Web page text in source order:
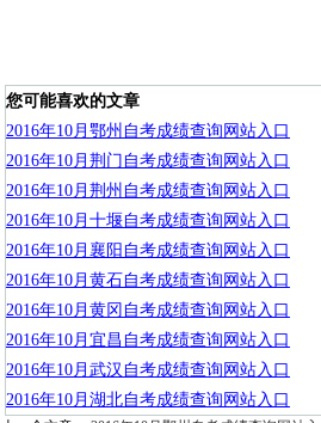
您可能喜欢的文章
2016年10月鄂州自考成绩查询网站入口
2016年10月荆门自考成绩查询网站入口
2016年10月荆州自考成绩查询网站入口
2016年10月十堰自考成绩查询网站入口
2016年10月襄阳自考成绩查询网站入口
2016年10月黄石自考成绩查询网站入口
2016年10月黄冈自考成绩查询网站入口
2016年10月宜昌自考成绩查询网站入口
2016年10月武汉自考成绩查询网站入口
2016年10月湖北自考成绩查询网站入口